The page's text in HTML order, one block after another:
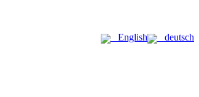
English
deutsch